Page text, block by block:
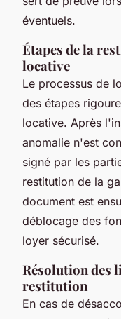
éventuels.
Étapes de la
locative
Le processus de
des étapes
locative. Après
anomalie n'est
signé par les
restitution de la
document est
déblocage des
loyer sécurisé.
Résolution des
restitution
En cas de